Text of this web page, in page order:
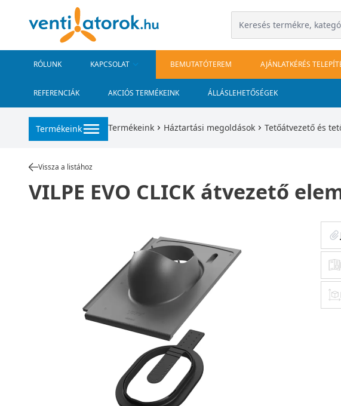
RÓLUNK KAPCSOLAT BEMUTATÓTEREM AJÁNLATKÉRÉS
REFERENCIÁK AKCIÓS TERMÉKEINK ÁLLÁSLEHETŐSÉGEK
Termékeink Termékeink Háztartási megoldások Tetőátvezető és
Vissza a listához
VILPE EVO CLICK átvezető